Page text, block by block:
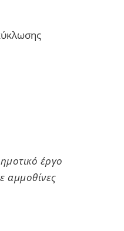
έργο
αμμοθίνες